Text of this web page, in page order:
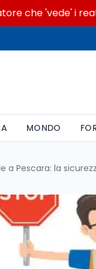
'vede' i reattori
MONDO